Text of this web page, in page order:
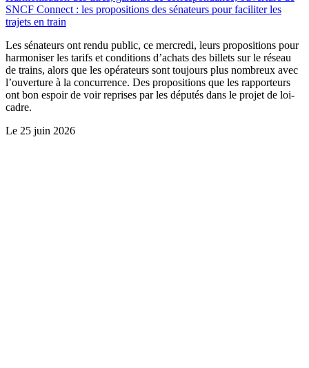
SNCF Connect : les propositions des sénateurs pour faciliter les
trajets en train
Les sénateurs ont rendu public, ce mercredi, leurs propositions pour
harmoniser les tarifs et conditions d’achats des billets sur le réseau
de trains, alors que les opérateurs sont toujours plus nombreux avec
l’ouverture à la concurrence. Des propositions que les rapporteurs
ont bon espoir de voir reprises par les députés dans le projet de loi-
cadre.
Le 25 juin 2026